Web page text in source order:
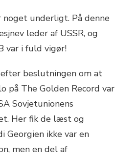
noget underligt. På denne
leder af USSR, og
var i fuld vigør!
beslutningen om at
på The Golden Record var
Sovjetunionens
Her fik de læst og
Georgien ikke var en
men en del af